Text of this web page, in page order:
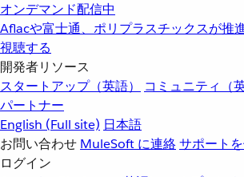
オンデマンド配信中
Aflacや富士通、ポリプラスチックスが推
視聴する
開発者リソース
スタートアップ（英語）
コミュニティ（英
パートナー
English (Full site) 日本語
お問い合わせ MuleSoft に連絡サポート
ログイン